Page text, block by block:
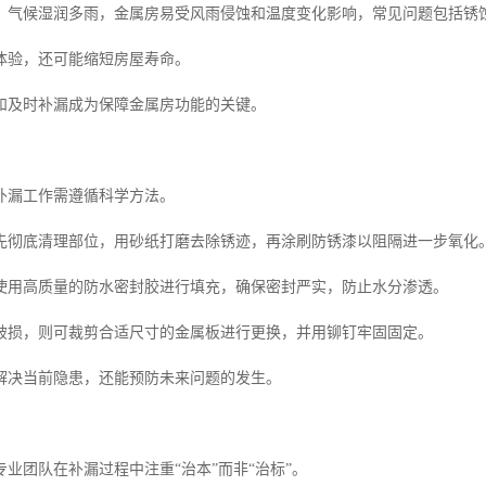
气候湿润多雨，金属房易受风雨侵蚀和温度变化影响，常见问题包括
，还可能缩短房屋寿命。
时补漏成为保障金属房功能的关键。
工作需遵循科学方法。
彻底清理部位，用砂纸打磨去除锈迹，再涂刷防锈漆以阻隔进一步氧化
用高质量的防水密封胶进行填充，确保密封严实，防止水分渗透。
损，则可裁剪合适尺寸的金属板进行更换，并用铆钉牢固固定。
当前隐患，还能预防未来问题的发生。
团队在补漏过程中注重“治本”而非“治标”。